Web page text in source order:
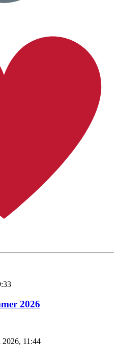
2026
2026, 11:44